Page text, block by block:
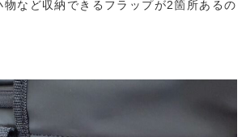
物など収納できるフラップが2箇所あるの